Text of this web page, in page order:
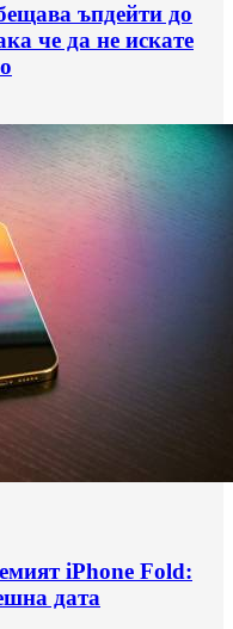
ъпдейти до
че да не искате
iPhone Fold:
дата